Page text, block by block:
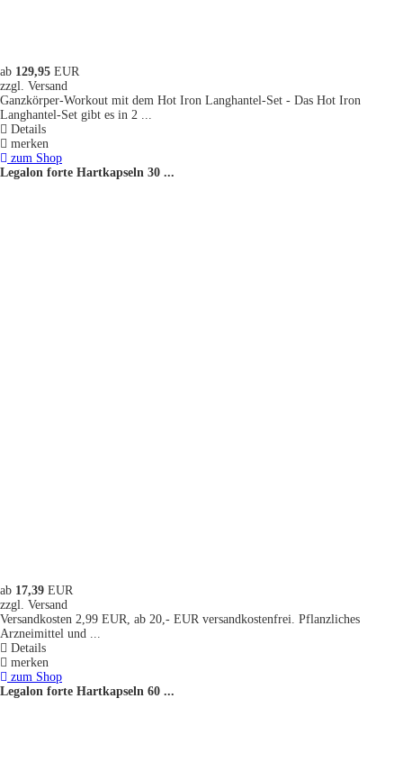
ab 129,95 EUR
zzgl. Versand
Ganzkörper-Workout mit dem Hot Iron Langhantel-Set - Das Hot Iron
Langhantel-Set gibt es in 2 ...
Details
merken
zum Shop
Legalon forte Hartkapseln 30 ...
ab 17,39 EUR
zzgl. Versand
Versandkosten 2,99 EUR, ab 20,- EUR versandkostenfrei. Pflanzliches
Arzneimittel und ...
Details
merken
zum Shop
Legalon forte Hartkapseln 60 ...